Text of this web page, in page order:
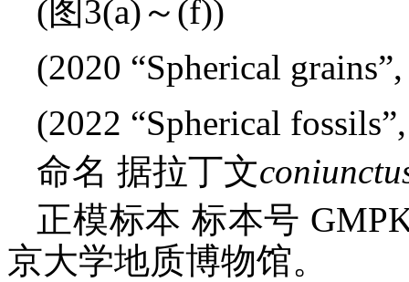
(图3(a)～(f))
(2020 “Spherical
(2022 “Spherical
命名 据拉丁文
正模标本 标本号
京大学地质博物馆。